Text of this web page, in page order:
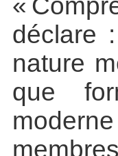
«
déclare
nature
que